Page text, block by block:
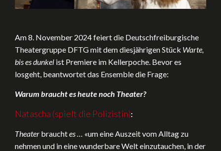
Am 8. November 2024 feiert die Deutschfreiburgische
Theatergruppe DFTG mit dem diesjährigen Stück Warte,
bis es dunkel ist Premiere im Kellerpoche. Bevor es
losgeht, beantwortet das Ensemble die Frage:
Warum braucht es heute noch Theater?
Natascha (spielt die Polizistin):
Theater brauchtes …
«um eine Auszeit vom Alltag zu
nehmen und in eine wunderbare Welt einzutauchen, in der